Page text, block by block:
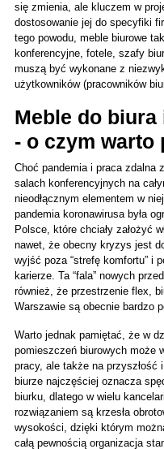
się zmienia, ale kluczem w
dostosowanie jej do specyfiki
tego powodu, meble biurowe
konferencyjne, fotele, szafy
muszą być wykonane z
użytkowników (pracowników
Meble do biura
- o czym warto
Choć pandemia i praca zdalna
salach konferencyjnych na
nieodłącznym elementem w
pandemia koronawirusa była
Polsce, które chciały założyć
nawet, że obecny kryzys jest
wyjść poza “strefę komfortu” i
karierze. Ta “fala” nowych
również, że przestrzenie flex,
Warszawie są obecnie bardzo
Warto jednak pamiętać, że w
pomieszczeń biurowych może
pracy, ale także na przyszłość
biurze najczęściej oznacza
biurku, dlatego w wielu
rozwiązaniem są krzesła
wysokości, dzięki którym
całą pewnością organizacja